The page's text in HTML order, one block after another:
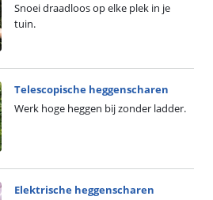
Snoei draadloos op elke plek in je
tuin.
Telescopische heggenscharen
Werk hoge heggen bij zonder ladder.
Elektrische heggenscharen